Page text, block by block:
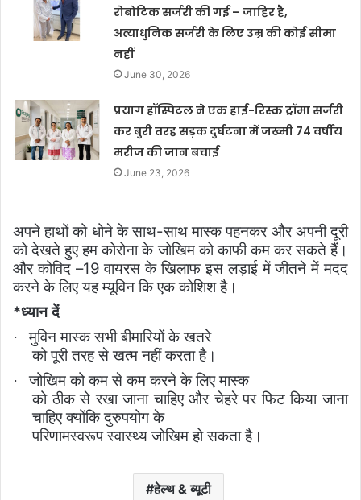
रोबोटिक सर्जरी की गई – जाहिर है,
अत्याधुनिक सर्जरी के लिए उम्र की कोई सीमा
नहीं
June 30, 2026
प्रयाग हॉस्पिटल ने एक हाई-रिस्क ट्रॉमा सर्जरी
कर बुरी तरह सड़क दुर्घटना में जख्मी 74 वर्षीय
मरीज की जान बचाई
June 23, 2026
अपने हाथों को धोने के साथ-साथ मास्क पहनकर और अपनी दूरी
को देखते हुए हम कोरोना के जोखिम को काफी कम कर सकते हैं।
और कोविद –19 वायरस के खिलाफ इस लड़ाई में जीतने में मदद
करने के लिए यह म्यूविन कि एक कोशिश है।
*ध्यान दें
·
मुविन मास्क सभी बीमारियों के खतरे
को पूरी तरह से खत्म नहीं करता है।
·
जोखिम को कम से कम करने के लिए मास्क
को ठीक से रखा जाना चाहिए और चेहरे पर फिट किया जाना
चाहिए क्योंकि दुरुपयोग के
परिणामस्वरूप स्वास्थ्य जोखिम हो सकता है।
हेल्थ & ब्यूटी